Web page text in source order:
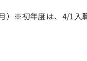
※初年度は、4/1入